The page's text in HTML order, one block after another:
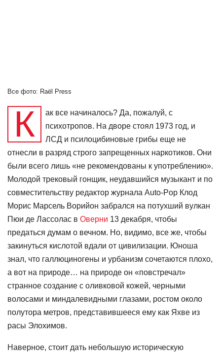
Все фото: Rаёl Press
К
ак все начиналось? Да, пожалуй, с
психотропов. На дворе стоял 1973 год, и
ЛСД и псилоцибиновые грибы еще не
отнесли в разряд строго запрещенных наркотиков. Они
были всего лишь «не рекомендованы к употреблению».
Молодой трековый гонщик, неудавшийся музыкант и по
совместительству редактор журнала Auto-Pop Клод
Морис Марсель Ворийон забрался на потухший вулкан
Пюи де Лассолас в Оверни 13 декабря, чтобы
предаться думам о вечном. Но, видимо, все же, чтобы
закинуться кислотой вдали от цивилизации. Юноша
знал, что галлюциногены и урбанизм сочетаются плохо,
а вот на природе… на природе он «повстречал»
странное создание с оливковой кожей, черными
волосами и миндалевидными глазами, ростом около
полутора метров, представившееся ему как Яхве из
расы Элохимов.
Наверное, стоит дать небольшую историческую